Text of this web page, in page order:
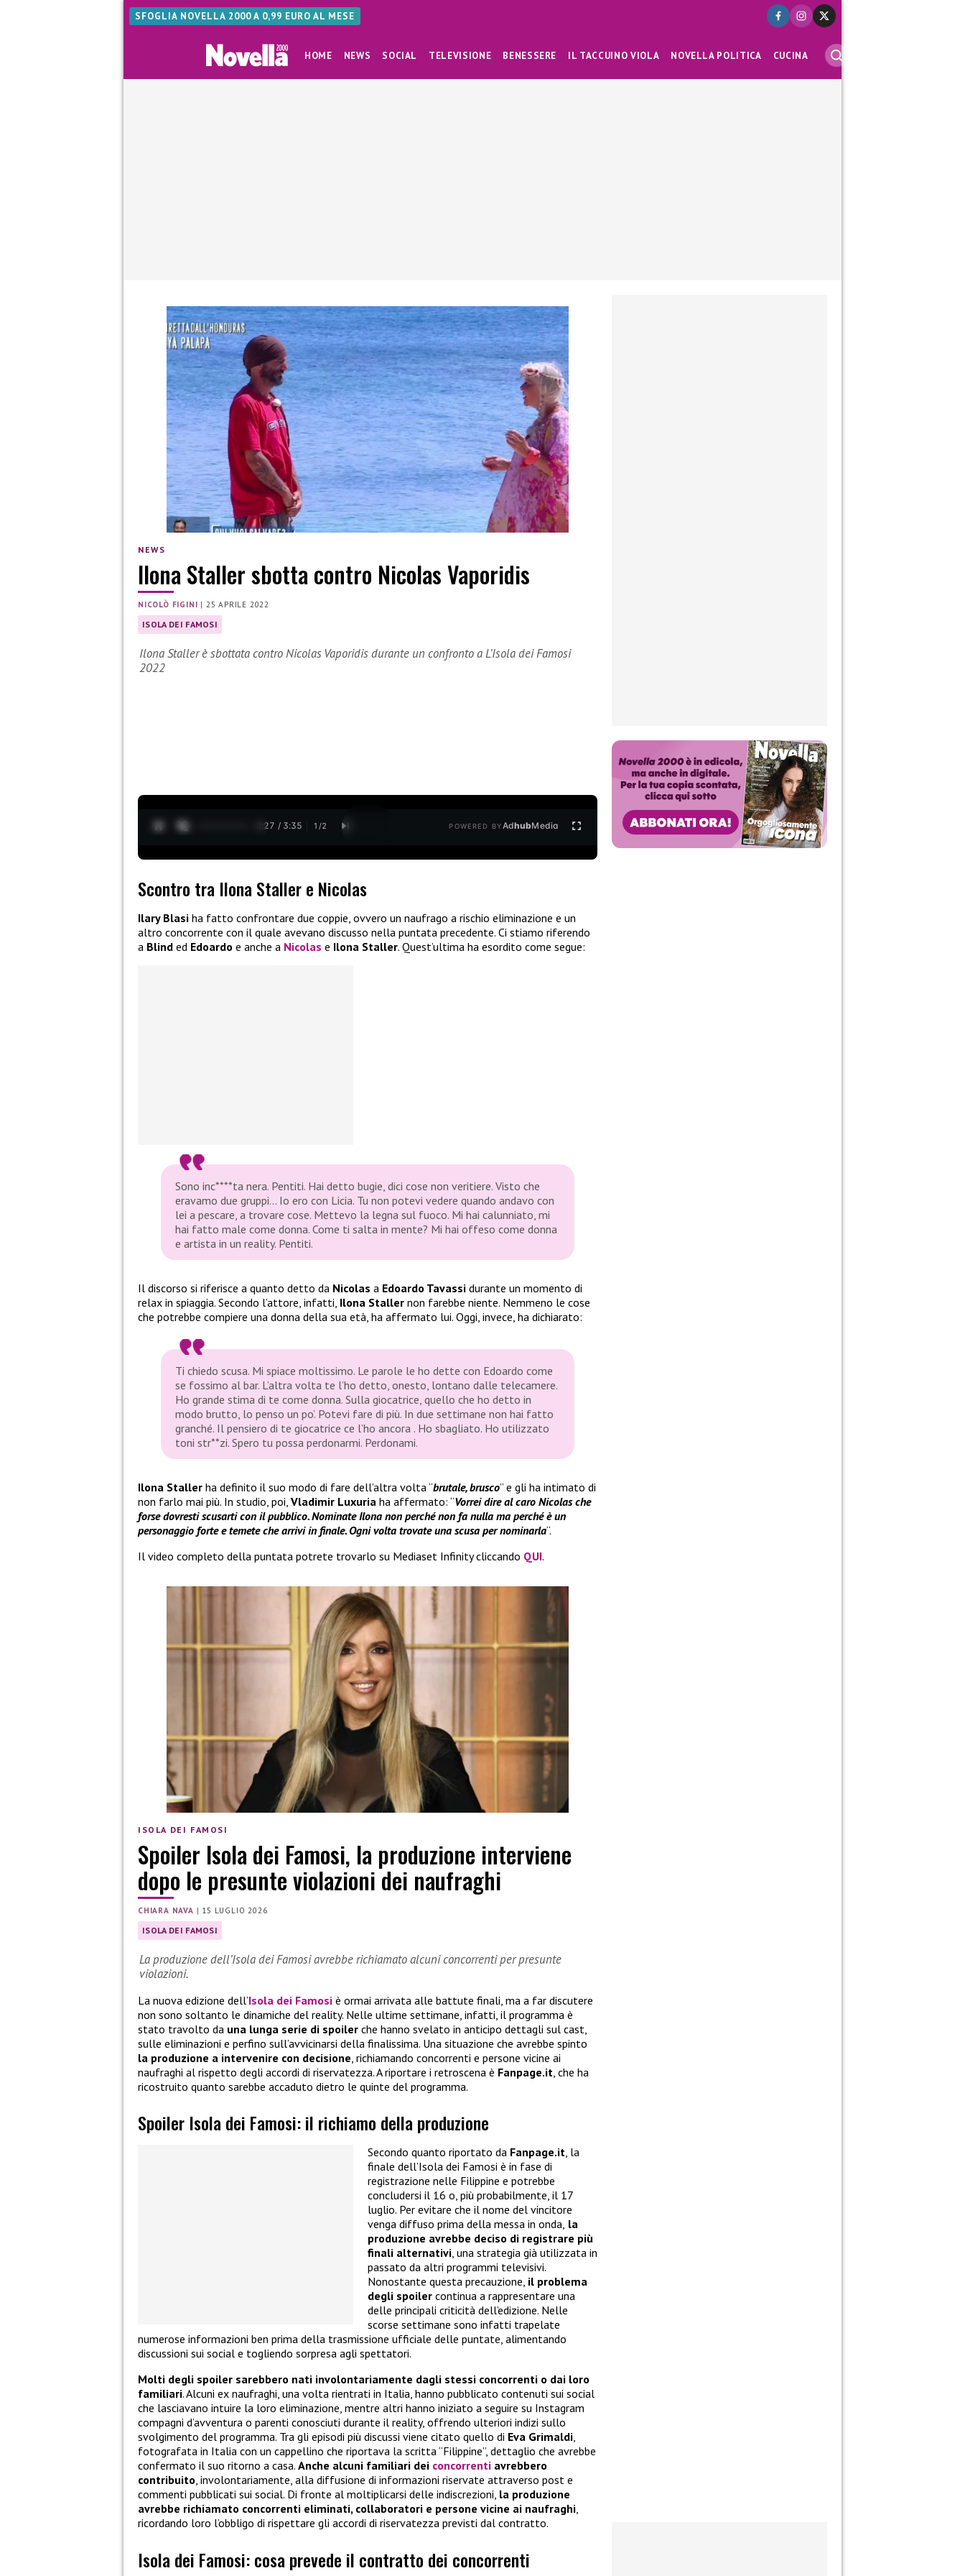
SFOGLIA NOVELLA 2000 A 0,99 EURO AL MESE
HOME NEWS SOCIAL TELEVISIONE BENESSERE IL TACCUINO VIOLA NOVELLA POLITICA CUCINA
NEWS
Ilona Staller sbotta contro Nicolas Vaporidis
NICOLÒ FIGINI | 25 APRILE 2022
ISOLA DEI FAMOSI
Ilona Staller è sbottata contro Nicolas Vaporidis durante un confronto a L’Isola dei Famosi
2022
0:28 / 3:35 1 /2 POWERED BYAdhubMedia
Scontro tra Ilona Staller e Nicolas
Ilary Blasi ha fatto confrontare due coppie, ovvero un naufrago a rischio eliminazione e un
altro concorrente con il quale avevano discusso nella puntata precedente. Ci stiamo riferendo
a Blind ed Edoardo e anche a Nicolas e Ilona Staller. Quest’ultima ha esordito come segue:
Sono inc****ta nera. Pentiti. Hai detto bugie, dici cose non veritiere. Visto che
eravamo due gruppi… Io ero con Licia. Tu non potevi vedere quando andavo con
lei a pescare, a trovare cose. Mettevo la legna sul fuoco. Mi hai calunniato, mi
hai fatto male come donna. Come ti salta in mente? Mi hai offeso come donna
e artista in un reality. Pentiti.
Il discorso si riferisce a quanto detto da Nicolas a Edoardo Tavassi durante un momento di
relax in spiaggia. Secondo l’attore, infatti, Ilona Staller non farebbe niente. Nemmeno le cose
che potrebbe compiere una donna della sua età, ha affermato lui. Oggi, invece, ha dichiarato:
Ti chiedo scusa. Mi spiace moltissimo. Le parole le ho dette con Edoardo come
se fossimo al bar. L’altra volta te l’ho detto, onesto, lontano dalle telecamere.
Ho grande stima di te come donna. Sulla giocatrice, quello che ho detto in
modo brutto, lo penso un po’. Potevi fare di più. In due settimane non hai fatto
granché. Il pensiero di te giocatrice ce l’ho ancora . Ho sbagliato. Ho utilizzato
toni str**zi. Spero tu possa perdonarmi. Perdonami.
Ilona Staller ha definito il suo modo di fare dell’altra volta “brutale, brusco” e gli ha intimato di
non farlo mai più. In studio, poi, Vladimir Luxuria ha affermato: “Vorrei dire al caro Nicolas che
forse dovresti scusarti con il pubblico. Nominate Ilona non perché non fa nulla ma perché è un
personaggio forte e temete che arrivi in finale. Ogni volta trovate una scusa per nominarla“.
Il video completo della puntata potrete trovarlo su Mediaset Infinity cliccando QUI.
ISOLA DEI FAMOSI
Spoiler Isola dei Famosi, la produzione interviene
dopo le presunte violazioni dei naufraghi
CHIARA NAVA | 15 LUGLIO 2026
ISOLA DEI FAMOSI
La produzione dell’Isola dei Famosi avrebbe richiamato alcuni concorrenti per presunte
violazioni.
La nuova edizione dell’Isola dei Famosi è ormai arrivata alle battute finali, ma a far discutere
non sono soltanto le dinamiche del reality. Nelle ultime settimane, infatti, il programma è
stato travolto da una lunga serie di spoiler che hanno svelato in anticipo dettagli sul cast,
sulle eliminazioni e perfino sull’avvicinarsi della finalissima. Una situazione che avrebbe spinto
la produzione a intervenire con decisione, richiamando concorrenti e persone vicine ai
naufraghi al rispetto degli accordi di riservatezza. A riportare i retroscena è Fanpage.it, che ha
ricostruito quanto sarebbe accaduto dietro le quinte del programma.
Spoiler Isola dei Famosi: il richiamo della produzione
Secondo quanto riportato da Fanpage.it, la
finale dell’Isola dei Famosi è in fase di
registrazione nelle Filippine e potrebbe
concludersi il 16 o, più probabilmente, il 17
luglio. Per evitare che il nome del vincitore
venga diffuso prima della messa in onda, la
produzione avrebbe deciso di registrare più
finali alternativi, una strategia già utilizzata in
passato da altri programmi televisivi.
Nonostante questa precauzione, il problema
degli spoiler continua a rappresentare una
delle principali criticità dell’edizione. Nelle
scorse settimane sono infatti trapelate
numerose informazioni ben prima della trasmissione ufficiale delle puntate, alimentando
discussioni sui social e togliendo sorpresa agli spettatori.
Molti degli spoiler sarebbero nati involontariamente dagli stessi concorrenti o dai loro
familiari. Alcuni ex naufraghi, una volta rientrati in Italia, hanno pubblicato contenuti sui social
che lasciavano intuire la loro eliminazione, mentre altri hanno iniziato a seguire su Instagram
compagni d’avventura o parenti conosciuti durante il reality, offrendo ulteriori indizi sullo
svolgimento del programma. Tra gli episodi più discussi viene citato quello di Eva Grimaldi,
fotografata in Italia con un cappellino che riportava la scritta “Filippine”, dettaglio che avrebbe
confermato il suo ritorno a casa. Anche alcuni familiari dei concorrenti avrebbero
contribuito, involontariamente, alla diffusione di informazioni riservate attraverso post e
commenti pubblicati sui social. Di fronte al moltiplicarsi delle indiscrezioni, la produzione
avrebbe richiamato concorrenti eliminati, collaboratori e persone vicine ai naufraghi,
ricordando loro l’obbligo di rispettare gli accordi di riservatezza previsti dal contratto.
Isola dei Famosi: cosa prevede il contratto dei concorrenti